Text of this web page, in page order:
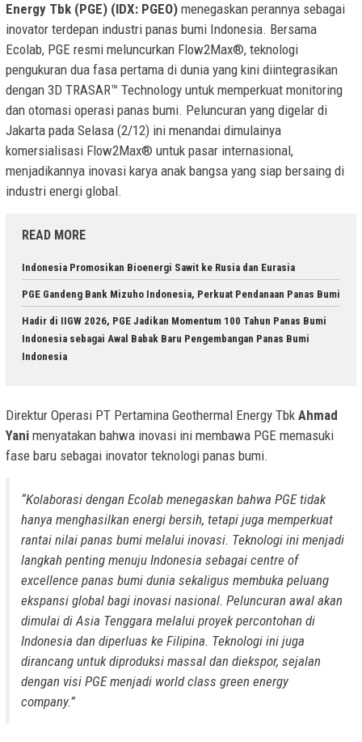
Energy Tbk (PGE) (IDX: PGEO) menegaskan perannya sebagai
inovator terdepan industri panas bumi Indonesia. Bersama
Ecolab, PGE resmi meluncurkan Flow2Max®, teknologi
pengukuran dua fasa pertama di dunia yang kini diintegrasikan
dengan 3D TRASAR™ Technology untuk memperkuat monitoring
dan otomasi operasi panas bumi. Peluncuran yang digelar di
Jakarta pada Selasa (2/12) ini menandai dimulainya
komersialisasi Flow2Max® untuk pasar internasional,
menjadikannya inovasi karya anak bangsa yang siap bersaing di
industri energi global.
READ MORE
Indonesia Promosikan Bioenergi Sawit ke Rusia dan Eurasia
PGE Gandeng Bank Mizuho Indonesia, Perkuat Pendanaan Panas Bumi
Hadir di IIGW 2026, PGE Jadikan Momentum 100 Tahun Panas Bumi
Indonesia sebagai Awal Babak Baru Pengembangan Panas Bumi
Indonesia
Direktur Operasi PT Pertamina Geothermal Energy Tbk Ahmad
Yani menyatakan bahwa inovasi ini membawa PGE memasuki
fase baru sebagai inovator teknologi panas bumi.
“Kolaborasi dengan Ecolab menegaskan bahwa PGE tidak
hanya menghasilkan energi bersih, tetapi juga memperkuat
rantai nilai panas bumi melalui inovasi. Teknologi ini menjadi
langkah penting menuju Indonesia sebagai centre of
excellence panas bumi dunia sekaligus membuka peluang
ekspansi global bagi inovasi nasional. Peluncuran awal akan
dimulai di Asia Tenggara melalui proyek percontohan di
Indonesia dan diperluas ke Filipina. Teknologi ini juga
dirancang untuk diproduksi massal dan diekspor, sejalan
dengan visi PGE menjadi world class green energy
company.”